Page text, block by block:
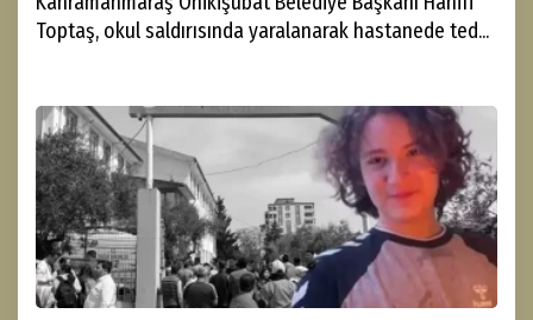
Toptaş, okul saldırısında yaralanarak hastanede ted...